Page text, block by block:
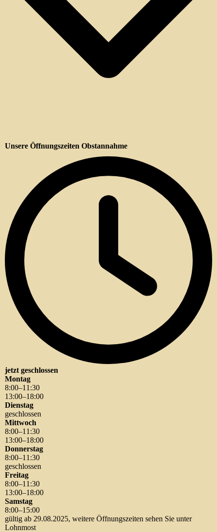
Unsere Öffnungszeiten Obstannahme
jetzt geschlossen
Montag
8:00–11 :30
13:00–18:00
Dienstag
geschlossen
Mittwoch
8:00–11 :30
13:00–18:00
Donnerstag
8:00–11 :30
geschlossen
Freitag
8:00–11 :30
13:00–18:00
Samstag
8:00–15:00
gültig ab 29.08.2025, weitere Öffnungszeiten sehen Sie unter
Lohnmost